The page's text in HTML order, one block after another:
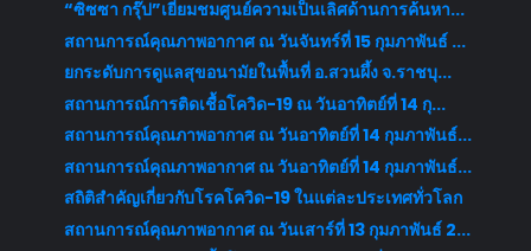
“ซิซซา กรุ๊ป”เยี่ยมชมศูนย์ความเป็นเลิศด้านการค้นหา...
สถานการณ์คุณภาพอากาศ ณ วันจันทร์ที่ 15 กุมภาพันธ์ ...
ยกระดับการดูแลสุขอนามัยในพื้นที่ อ.สวนผึ้ง จ.ราชบุ...
สถานการณ์การติดเชื้อโควิด-19 ณ วันอาทิตย์ที่ 14 กุ...
สถานการณ์คุณภาพอากาศ ณ วันอาทิตย์ที่ 14 กุมภาพันธ์...
สถานการณ์คุณภาพอากาศ ณ วันอาทิตย์ที่ 14 กุมภาพันธ์...
สถิติสำคัญเกี่ยวกับโรคโควิด-19 ในแต่ละประเทศทั่วโลก
สถานการณ์คุณภาพอากาศ ณ วันเสาร์ที่ 13 กุมภาพันธ์ 2...